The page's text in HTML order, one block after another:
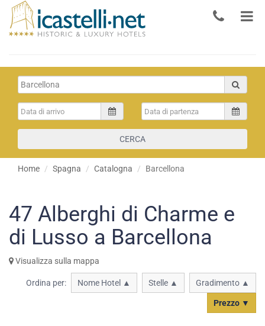
CERCA
Home Spagna Catalogna Barcellona
47 Alberghi di Charme e
di Lusso a Barcellona
Visualizza sulla mappa
Ordina per: Nome Hotel ▲ Stelle ▲ Gradimento ▲
Prezzo ▼